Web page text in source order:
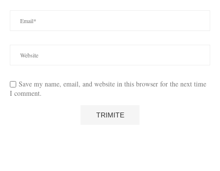
Save my name, email, and website in this browser for the next time
I comment.